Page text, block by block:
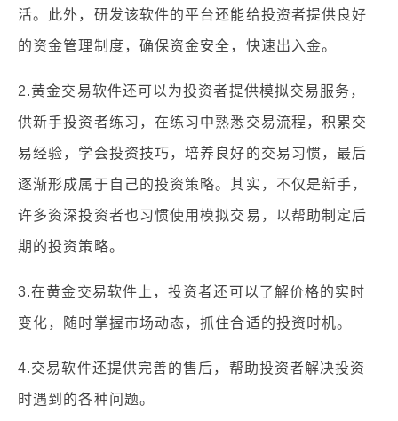
活。此外，研发该软件的平台还能给投资者提供良好
的资金管理制度，确保资金安全，快速出入金。
2.黄金交易软件还可以为投资者提供模拟交易服务，
供新手投资者练习，在练习中熟悉交易流程，积累交
易经验，学会投资技巧，培养良好的交易习惯，最后
逐渐形成属于自己的投资策略。其实，不仅是新手，
许多资深投资者也习惯使用模拟交易，以帮助制定后
期的投资策略。
3.在黄金交易软件上，投资者还可以了解价格的实时
变化，随时掌握市场动态，抓住合适的投资时机。
4.交易软件还提供完善的售后，帮助投资者解决投资
时遇到的各种问题。